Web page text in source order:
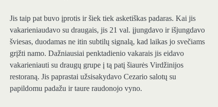
Jis taip pat buvo įprotis ir šiek tiek asketiškas padaras. Kai jis
vakarieniaudavo su draugais, jis 21 val. įjungdavo ir išjungdavo
šviesas, duodamas ne itin subtilų signalą, kad laikas jo svečiams
grįžti namo. Dažniausiai penktadienio vakarais jis eidavo
vakarieniauti su draugų grupe į tą patį šiaurės Virdžinijos
restoraną. Jis paprastai užsisakydavo Cezario salotų su
papildomu padažu ir taure raudonojo vyno.